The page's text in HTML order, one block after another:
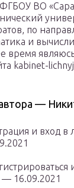
ВО
по
и
время
kabinet-
—
и вход
16.09.2021